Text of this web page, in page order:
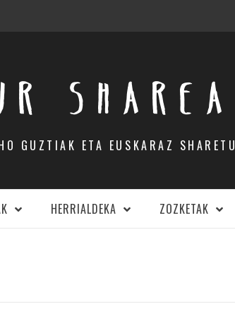
SHAREA
GUZTIAK ETA EUSKARAZ SHARETU
HERRIALDEKA ZOZKETAK